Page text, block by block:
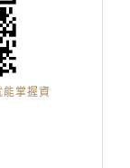
能掌握資